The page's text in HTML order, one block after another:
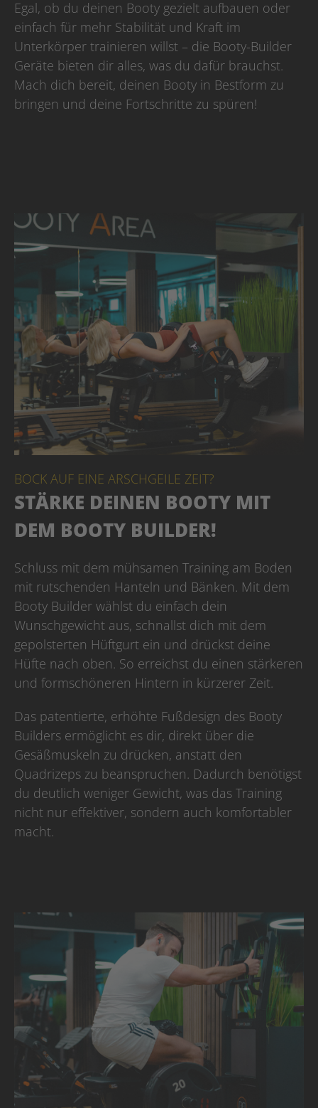
Egal, ob du deinen Booty gezielt aufbauen oder
einfach für mehr Stabilität und Kraft im
Unterkörper trainieren willst – die Booty-Builder
Geräte bieten dir alles, was du dafür brauchst.
Mach dich bereit, deinen Booty in Bestform zu
bringen und deine Fortschritte zu spüren!
BOCK AUF EINE ARSCHGEILE ZEIT?
STÄRKE DEINEN BOOTY MIT
DEM BOOTY BUILDER!
Schluss mit dem mühsamen Training am Boden
mit rutschenden Hanteln und Bänken. Mit dem
Booty Builder wählst du einfach dein
Wunschgewicht aus, schnallst dich mit dem
gepolsterten Hüftgurt ein und drückst deine
Hüfte nach oben. So erreichst du einen stärkeren
und formschöneren Hintern in kürzerer Zeit.
Das patentierte, erhöhte Fußdesign des Booty
Builders ermöglicht es dir, direkt über die
Gesäßmuskeln zu drücken, anstatt den
Quadrizeps zu beanspruchen. Dadurch benötigst
du deutlich weniger Gewicht, was das Training
nicht nur effektiver, sondern auch komfortabler
macht.